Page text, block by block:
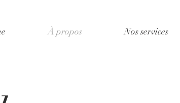
À propos Nos services